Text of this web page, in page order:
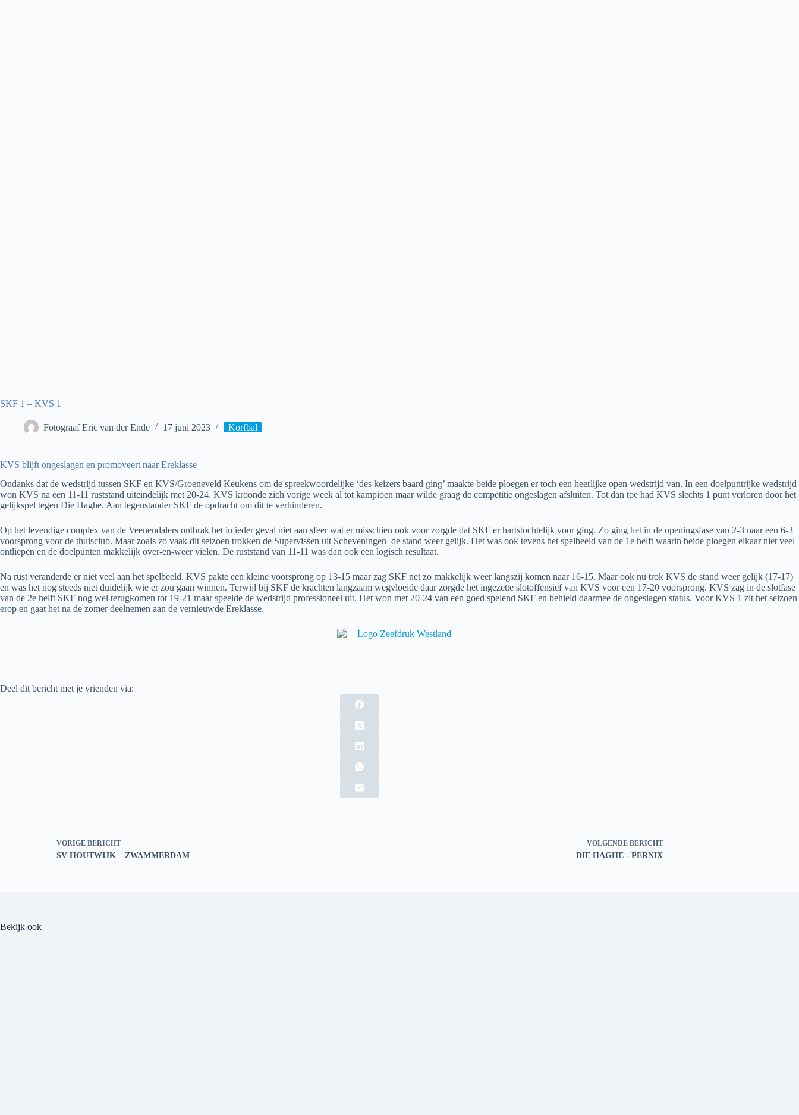
SKF 1 – KVS 1
Fotograaf Eric van der Ende 17 juni 2023 Korfbal
KVS blijft ongeslagen en promoveert naar Ereklasse
Ondanks dat de wedstrijd tussen SKF en KVS/Groeneveld Keukens om de spreekwoordelijke ‘des keizers baard ging’ maakte beide ploegen er toch een heerlijke open wedstrijd van. In een doelpuntrijke wedstrijd
won KVS na een 11-11 ruststand uiteindelijk met 20-24. KVS kroonde zich vorige week al tot kampioen maar wilde graag de competitie ongeslagen afsluiten. Tot dan toe had KVS slechts 1 punt verloren door het
gelijkspel tegen Die Haghe. Aan tegenstander SKF de opdracht om dit te verhinderen.
Op het levendige complex van de Veenendalers ontbrak het in ieder geval niet aan sfeer wat er misschien ook voor zorgde dat SKF er hartstochtelijk voor ging. Zo ging het in de openingsfase van 2-3 naar een 6-3
voorsprong voor de thuisclub. Maar zoals zo vaak dit seizoen trokken de Supervissen uit Scheveningen de stand weer gelijk. Het was ook tevens het spelbeeld van de 1e helft waarin beide ploegen elkaar niet veel
ontliepen en de doelpunten makkelijk over-en-weer vielen. De ruststand van 11-11 was dan ook een logisch resultaat.
Na rust veranderde er niet veel aan het spelbeeld. KVS pakte een kleine voorsprong op 13-15 maar zag SKF net zo makkelijk weer langszij komen naar 16-15. Maar ook nu trok KVS de stand weer gelijk (17-17)
en was het nog steeds niet duidelijk wie er zou gaan winnen. Terwijl bij SKF de krachten langzaam wegvloeide daar zorgde het ingezette slotoffensief van KVS voor een 17-20 voorsprong. KVS zag in de slotfase
van de 2e helft SKF nog wel terugkomen tot 19-21 maar speelde de wedstrijd professioneel uit. Het won met 20-24 van een goed spelend SKF en behield daarmee de ongeslagen status. Voor KVS 1 zit het seizoen
erop en gaat het na de zomer deelnemen aan de vernieuwde Ereklasse.
Deel dit bericht met je vrienden via:
VORIGE BERICHT
SV HOUTWIJK – ZWAMMERDAM
VOLGENDE BERICHT
DIE HAGHE - PERNIX
Bekijk ook